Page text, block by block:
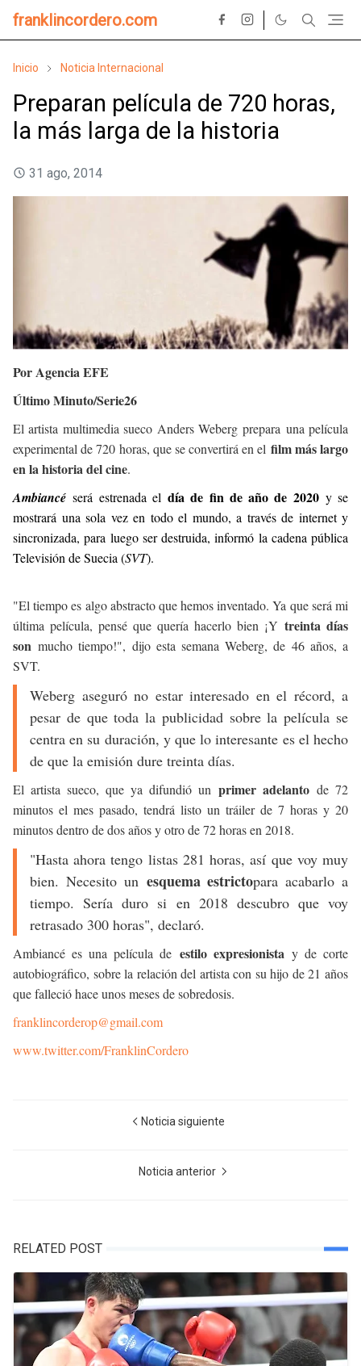
franklincordero.com
Inicio Noticia Internacional
Preparan película de 720 horas,
la más larga de la historia
31 ago, 2014
Por Agencia EFE
Último Minuto/Serie26
El artista multimedia sueco Anders Weberg prepara una película
experimental de 720 horas, que se convertirá en el film más largo
en la historia del cine.
Ambiancé será estrenada el día de fin de año de 2020y se
mostrará una sola vez en todo el mundo, a través de internet y
sincronizada, para luego ser destruida, informó la cadena pública
Televisión de Suecia (SVT).
"El tiempo es algo abstracto que hemos inventado. Ya que será mi
última película, pensé que quería hacerlo bien ¡Y treinta días
son mucho tiempo!", dijo esta semana Weberg, de 46 años, a
SVT.
Weberg aseguró no estar interesado en el récord, a
pesar de que toda la publicidad sobre la película se
centra en su duración, y que lo interesante es el hecho
de que la emisión dure treinta días.
El artista sueco, que ya difundió un primer adelanto de 72
minutos el mes pasado, tendrá listo un tráiler de 7 horas y 20
minutos dentro de dos años y otro de 72 horas en 2018.
"Hasta ahora tengo listas 281 horas, así que voy muy
bien. Necesito un esquema estrictopara acabarlo a
tiempo. Sería duro si en 2018 descubro que voy
retrasado 300 horas", declaró.
Ambiancé es una película de estilo expresionista y de corte
autobiográfico, sobre la relación del artista con su hijo de 21 años
que falleció hace unos meses de sobredosis.
franklincorderop@gmail.com
www.twitter.com/FranklinCordero
Noticia siguiente
Noticia anterior
RELATED POST